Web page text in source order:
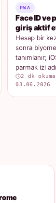
PWA
Face ID ve
giriş aktif
Hesap bir
sonra
tanımlanır;
parmak izi
2 dk okuma
03.06.2026